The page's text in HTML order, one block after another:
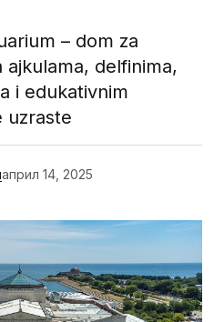
– dom za
delfinima,
i edukativnim
uzraste
април 14, 2025